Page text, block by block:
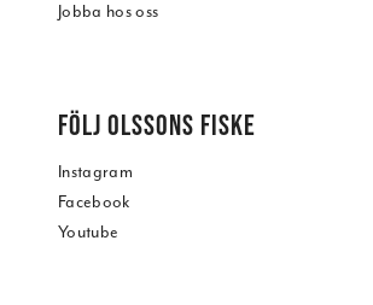
Jobba hos oss
FÖLJ OLSSONS FISKE
Instagram
Facebook
Youtube